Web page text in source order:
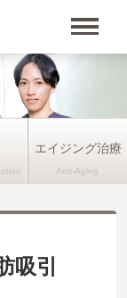
エイジング治療
吸引